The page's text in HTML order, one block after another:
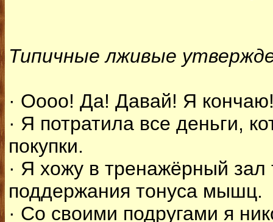
Типичные лживые
· Оооо! Да! Давай! Я
· Я потратила все деньги,
покупки.
· Я хожу в тренажёрный зал
поддержания тонуса мышц.
· Со своими подругами я